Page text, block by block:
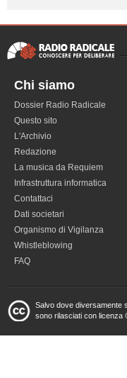
Chi siamo
Dossier Radio Radicale
Questo sito
L'Archivio
Redazione
La musica da Requiem
Infrastruttura informatica
Contattaci
Dati societari
Organismo di Vigilanza
Whistleblowing
FAQ
Salvo dove diversamente
sono rilasciati con licenza